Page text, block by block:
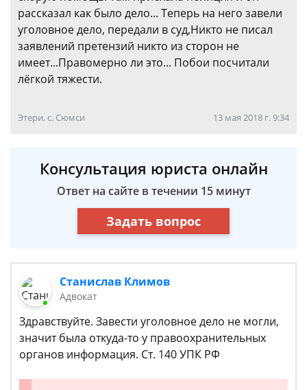
рассказал как было дело... Теперь на него завели
уголовное дело, передали в суд,Никто не писал
заявлений претензий никто из сторон не
имеет...Правомерно ли это... Побои посчитали
лёгкой тяжести.
Этери, с. Сюмси 13 мая 2018 г. 9:34
Консультация юриста онлайн
Ответ на сайте в течении 15 минут
Задать вопрос
Станислав Климов
Адвокат
Здравствуйте. Завести уголовное дело не могли,
значит была откуда-то у правоохранительных
органов информация. Ст. 140 УПК РФ